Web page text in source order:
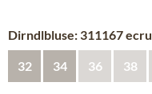
Dirndlbluse: 311167 ecru
32 34 36 38